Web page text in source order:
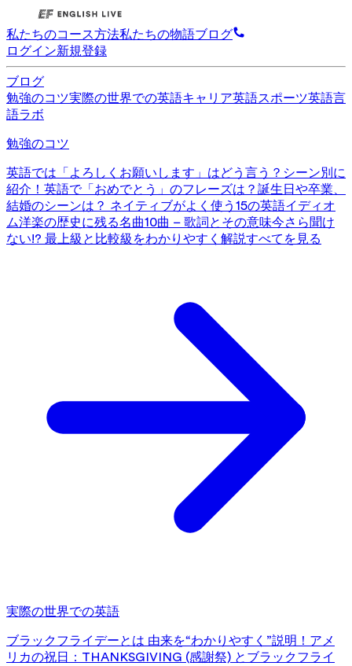
私たちのコース方法私たちの物語ブログ
ログイン新規登録
ブログ
勉強のコツ実際の世界での英語キャリア英語スポーツ英語言
語ラボ
勉強のコツ
英語では「よろしくお願いします」はどう言う？シーン別に
紹介！ 英語で「おめでとう」のフレーズは？誕生日や卒業、
結婚のシーンは？ ネイティブがよく使う15の英語イディオ
ム洋楽の歴史に残る名曲10曲 – 歌詞とその意味今さら聞け
ない!? 最上級と比較級をわかりやすく解説すべてを見る
実際の世界での英語
ブラックフライデーとは 由来を“わかりやすく”説明！ アメ
リカの祝日：THANKSGIVING (感謝祭) とブラックフライ